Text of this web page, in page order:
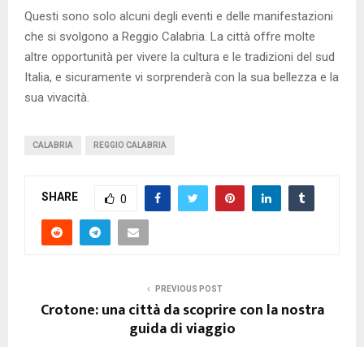
Questi sono solo alcuni degli eventi e delle manifestazioni
che si svolgono a Reggio Calabria. La città offre molte
altre opportunità per vivere la cultura e le tradizioni del sud
Italia, e sicuramente vi sorprenderà con la sua bellezza e la
sua vivacità.
CALABRIA REGGIO CALABRIA
SHARE 0
PREVIOUS POST
Crotone: una città da scoprire con la nostra
guida di viaggio